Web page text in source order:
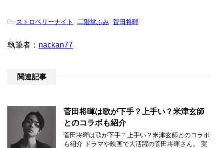
-ストロベリーナイト 二階堂ふみ 菅田将暉
執筆者： nackan77
関連記事
菅田将暉は歌が下手？上手い？米津玄師
とのコラボも紹介
菅田将暉は歌が下手？上手い？米津玄師とのコラボ
も紹介 ドラマや映画で大活躍の菅田将暉さん。 実